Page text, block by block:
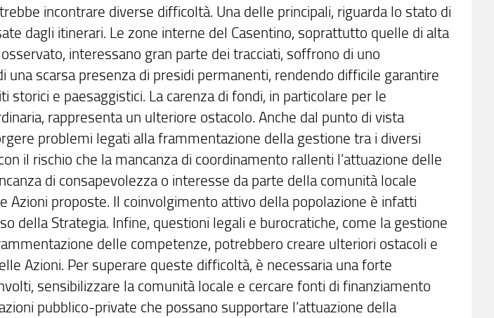
incontrare diverse difficoltà. Una delle principali, riguarda lo stato di
dagli itinerari. Le zone interne del Casentino, soprattutto quelle di alta
interessano gran parte dei tracciati, soffrono di uno
una scarsa presenza di presidi permanenti, rendendo difficile garantire
storici e paesaggistici. La carenza di fondi, in particolare per le
rappresenta un ulteriore ostacolo. Anche dal punto di vista
problemi legati alla frammentazione della gestione tra i diversi
il rischio che la mancanza di coordinamento rallenti l’attuazione delle
di consapevolezza o interesse da parte della comunità locale
Azioni proposte. Il coinvolgimento attivo della popolazione è infatti
della Strategia. Infine, questioni legali e burocratiche, come la gestione
delle competenze, potrebbero creare ulteriori ostacoli e
Azioni. Per superare queste difficoltà, è necessaria una forte
sensibilizzare la comunità locale e cercare fonti di finanziamento
pubblico-private che possano supportare l’attuazione della